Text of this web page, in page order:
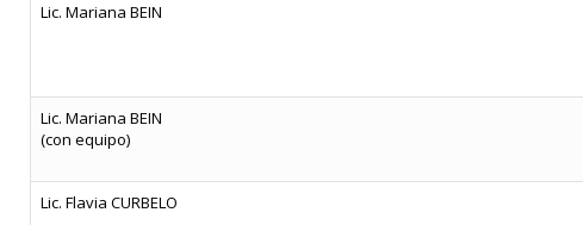
Lic. Mariana BEIN
Lic. Mariana BEIN
(con equipo)
Lic. Flavia CURBELO